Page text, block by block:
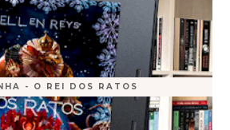
- O REI DOS RATOS